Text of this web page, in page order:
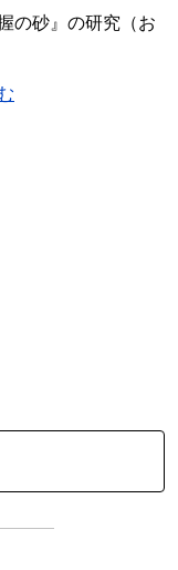
の砂』の研究（お